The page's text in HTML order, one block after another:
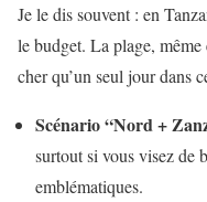
Je le dis souvent : en
le budget. La plage,
cher qu’un seul jour dans
Scénario “Nord +
surtout si vous visez de
emblématiques.